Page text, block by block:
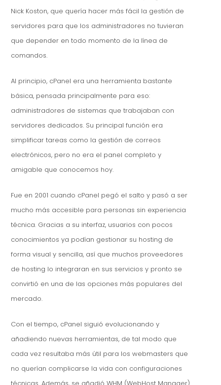
Nick Koston, que quería hacer más fácil la gestión de
servidores para que los administradores no tuvieran
que depender en todo momento de la línea de
comandos.
Al principio, cPanel era una herramienta bastante
básica, pensada principalmente para eso:
administradores de sistemas que trabajaban con
servidores dedicados. Su principal función era
simplificar tareas como la gestión de correos
electrónicos, pero no era el panel completo y
amigable que conocemos hoy.
Fue en 2001 cuando cPanel pegó el salto y pasó a ser
mucho más accesible para personas sin experiencia
técnica. Gracias a su interfaz, usuarios con pocos
conocimientos ya podían gestionar su hosting de
forma visual y sencilla, así que muchos proveedores
de hosting lo integraran en sus servicios y pronto se
convirtió en una de las opciones más populares del
mercado.
Con el tiempo, cPanel siguió evolucionando y
añadiendo nuevas herramientas, de tal modo que
cada vez resultaba más útil para los webmasters que
no querían complicarse la vida con configuraciones